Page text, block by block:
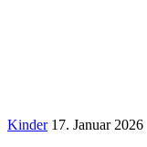
Kinder 17. Januar 2026